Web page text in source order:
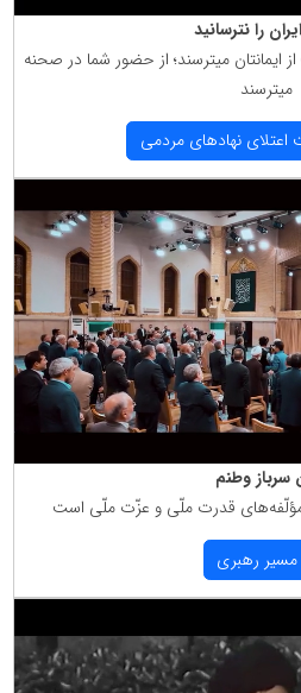
را نترسانید
ایمانتان میترسند؛ از حضور شما در صحنه
میترسند
نهادهای مردمی
سرباز وطنم
قدرت ملّی و عزّت ملّی است
مسیر رهبری